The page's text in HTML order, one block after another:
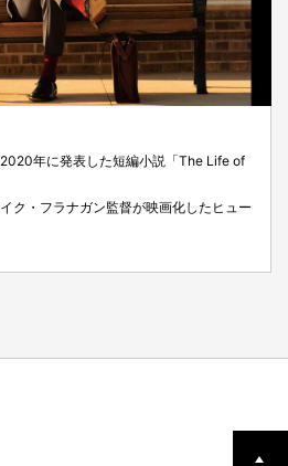
年に発表した短編小説「The Life of
ク・フラナガン監督が映画化したヒュー